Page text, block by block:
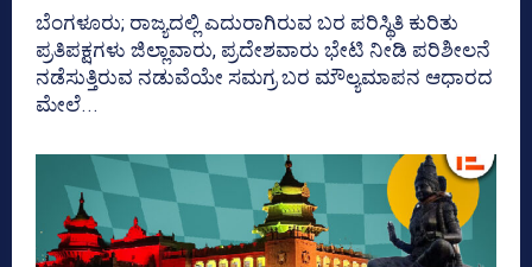
ಬೆಂಗಳೂರು; ರಾಜ್ಯದಲ್ಲಿ ಎದುರಾಗಿರುವ ಬರ ಪರಿಸ್ಥಿತಿ ಕುರಿತು
ಪ್ರತಿಪಕ್ಷಗಳು ಜಿಲ್ಲಾವಾರು, ಪ್ರದೇಶವಾರು ಭೇಟಿ ನೀಡಿ ಪರಿಶೀಲನೆ
ನಡೆಸುತ್ತಿರುವ ನಡುವೆಯೇ ಸಮಗ್ರ ಬರ ಮೌಲ್ಯಮಾಪನ ಆಧಾರದ
ಮೇಲೆ...